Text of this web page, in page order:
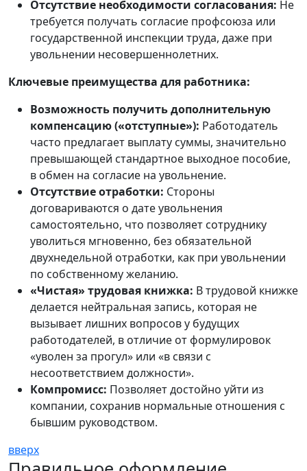
Отсутствие необходимости согласования: Не
требуется получать согласие профсоюза или
государственной инспекции труда, даже при
увольнении несовершеннолетних.
Ключевые преимущества для работника:
Возможность получить дополнительную
компенсацию («отступные»): Работодатель
часто предлагает выплату суммы, значительно
превышающей стандартное выходное пособие,
в обмен на согласие на увольнение.
Отсутствие отработки: Стороны
договариваются о дате увольнения
самостоятельно, что позволяет сотруднику
уволиться мгновенно, без обязательной
двухнедельной отработки, как при увольнении
по собственному желанию.
«Чистая» трудовая книжка: В трудовой книжке
делается нейтральная запись, которая не
вызывает лишних вопросов у будущих
работодателей, в отличие от формулировок
«уволен за прогул» или «в связи с
несоответствием должности».
Компромисс: Позволяет достойно уйти из
компании, сохранив нормальные отношения с
бывшим руководством.
вверх